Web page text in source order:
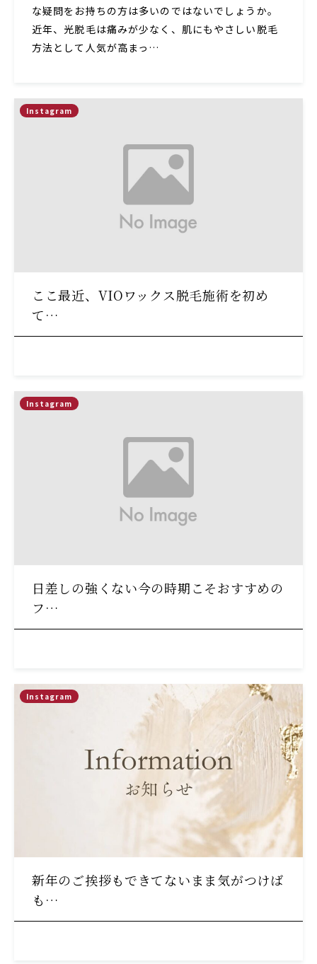
な疑問をお持ちの方は多いのではないでしょうか。
近年、光脱毛は痛みが少なく、肌にもやさしい脱毛
方法として人気が高まっ…
Instagram
ここ最近、VIOワックス脱毛施術を初め
て…
Instagram
日差しの強くない今の時期こそおすすめの
フ…
Instagram
新年のご挨拶もできてないまま気がつけば
も…